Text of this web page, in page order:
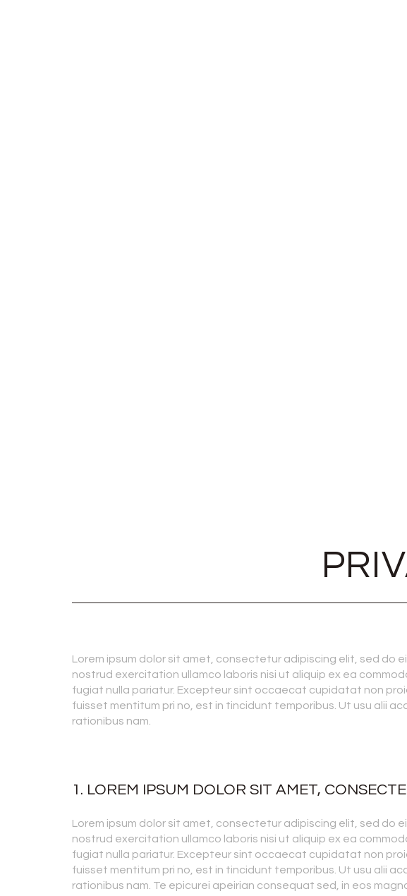
Lorem ipsum dolor sit amet, consectetur adipiscing elit, sed do
nostrud exercitation ullamco laboris nisi ut aliquip ex ea
fugiat nulla pariatur. Excepteur sint occaecat cupidatat non
fuisset mentitum pri no, est in tincidunt temporibus. Ut usu alii
rationibus nam.
1. LOREM IPSUM DOLOR SIT AMET,
Lorem ipsum dolor sit amet, consectetur adipiscing elit, sed do
nostrud exercitation ullamco laboris nisi ut aliquip ex ea
fugiat nulla pariatur. Excepteur sint occaecat cupidatat non
fuisset mentitum pri no, est in tincidunt temporibus. Ut usu alii
rationibus nam. Te epicurei apeirian consequat sed, in eos